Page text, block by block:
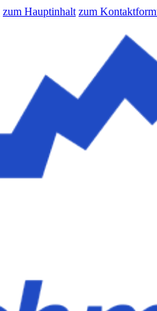
zum Hauptinhalt zum